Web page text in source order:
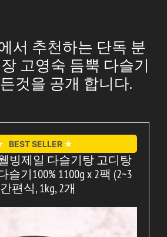
서 추천하는 단독 분
고영숙 듬뿍 다슬기
것을 공개 합니다.
BEST SELLER ★
빙제일 다슬기탕 고디탕
기100% 1100g x 2팩 (2~3
편식, 1kg, 2개